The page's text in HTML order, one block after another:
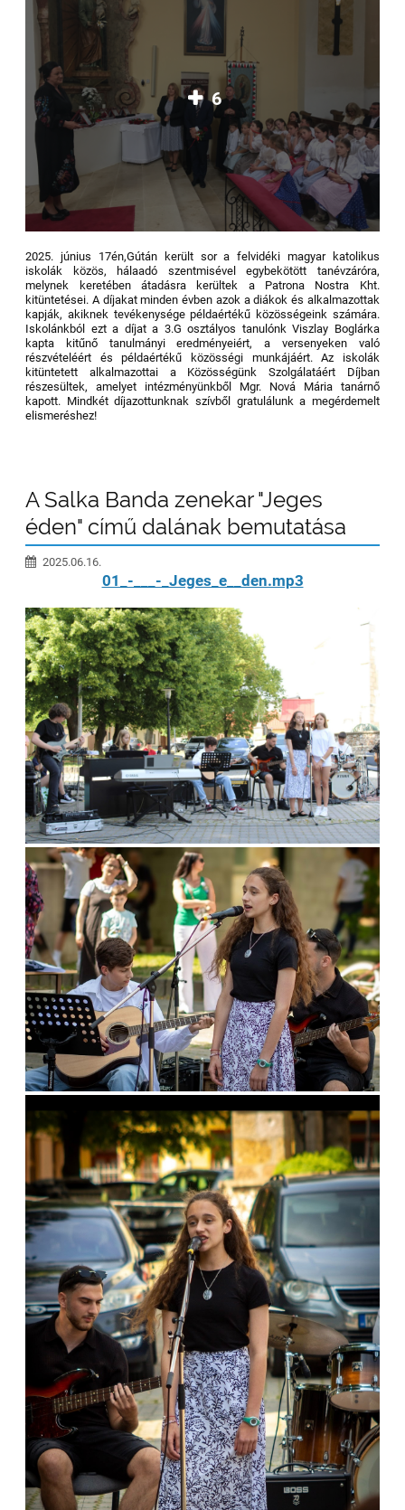
6
2025. június 17én,Gútán került sor a felvidéki magyar katolikus
iskolák közös, hálaadó szentmisével egybekötött tanévzáróra,
melynek keretében átadásra kerültek a Patrona Nostra Kht.
kitüntetései. A díjakat minden évben azok a diákok és alkalmazottak
kapják, akiknek tevékenysége példaértékű közösségeink számára.
Iskolánkból ezt a díjat a 3.G osztályos tanulónk Viszlay Boglárka
kapta kitűnő tanulmányi eredményeiért, a versenyeken való
részvételéért és példaértékű közösségi munkájáért.Az iskolák
kitüntetett alkalmazottai a Közösségünk Szolgálatáért Díjban
részesültek, amelyet intézményünkből Mgr. Nová Mária tanárnő
kapott. Mindkét díjazottunknak szívből gratulálunk a megérdemelt
elismeréshez!
A Salka Banda zenekar "Jeges
éden" című dalának bemutatása
2025.06.16.
01_-___-_Jeges_e__den.mp3